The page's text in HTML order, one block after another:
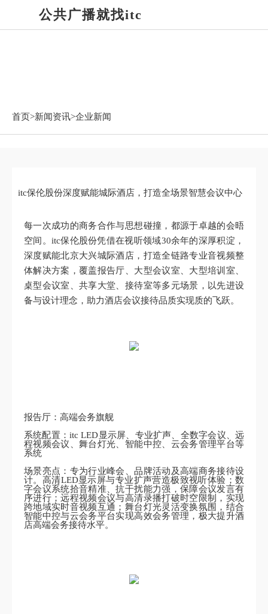
公共广播就找itc
首页>新闻资讯>企业新闻
itc保伦股份深度赋能城际酒店，打造全场景智慧会议中心
每一次成功的商务合作与思想碰撞，都源于卓越的会晤
空间。itc保伦股份凭借在视听领域30余年的深厚积淀，
深度赋能北京大兴城际酒店，打造全链路专业音视频整
体解决方案，覆盖报告厅、大型会议室、大型培训室、
桌型会议室、共享大堂、接待室等多元场景，以先进设
备与设计理念，助力酒店会议接待品质实现质的飞跃。
报告厅：高端会务旗舰
系统配置：itc LED显示屏、专业扩声、全数字会议、远
程视频会议、舞台灯光、智能中控、云会务管理平台等
系统
场景亮点：专为行业峰会、品牌活动及高端商务接待设
计。高清LED显示屏与专业扩声营造极致视听体验；数
字会议系统拾音精准、抗干扰能力强，保障会议发言有
序进行；远程视频会议与高清录播打破时空限制，实现
跨地域实时音视频互通；舞台灯光灵活变换氛围，结合
智能中控与云会务平台实现高效会务管理，极大提升酒
店高端会务接待水平。